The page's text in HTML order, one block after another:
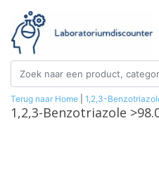
Terug naar Home 1,2,3-
1,2,3-Benzotriazole